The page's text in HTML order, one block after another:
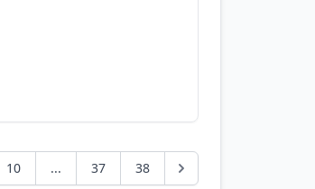
10 ... 37 38